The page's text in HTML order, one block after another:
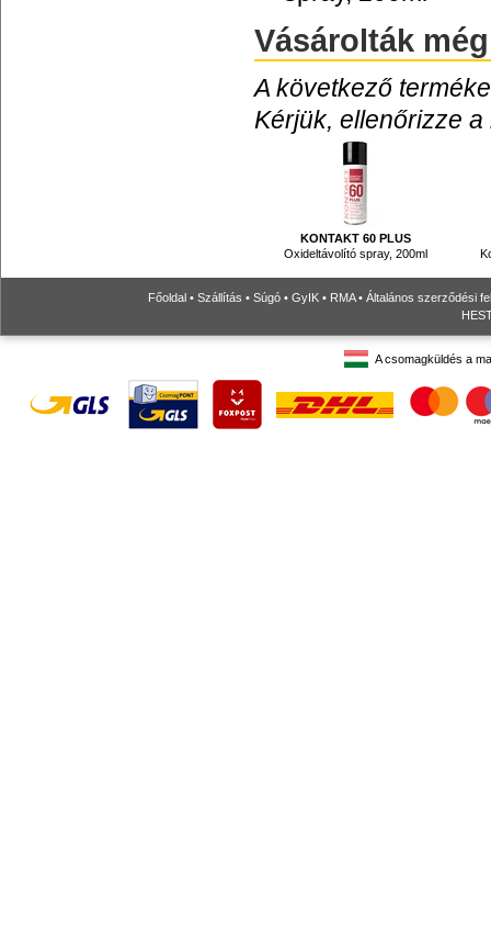
Vásárolták még
A következő
Kérjük, ellenőrizze
KONTAKT 60 PLUS
Oxideltávolító spray, 200ml
Főoldal • Szállítás • Súgó • GyIK • RMA• Általános szerződési
A csomagküldés a